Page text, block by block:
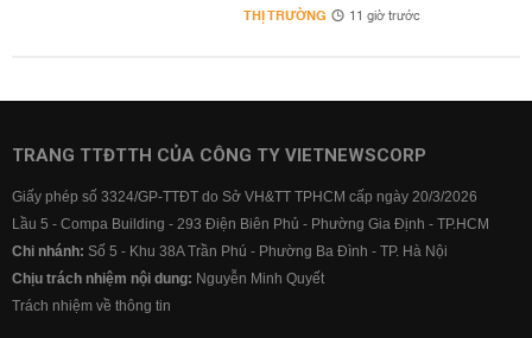
THỊ TRƯỜNG 11 giờ trước
TRANG TTĐTTH CỦA CÔNG TY VIETNEWSCORP
Giấy phép số 3324/GP-TTĐT do Sở VH&TT TPHCM cấp ngày 20/3/2026
Lầu 5 - Compa Building - 293 Điện Biên Phủ - Phường Gia Định - TP.HCM
Chi nhánh: Số 5 - Khu 38A Trần Phú - Phường Ba Đình - TP. Hà Nội
Chịu trách nhiệm nội dung: Nguyễn Minh Quyết
Trách nhiệm về thông tin